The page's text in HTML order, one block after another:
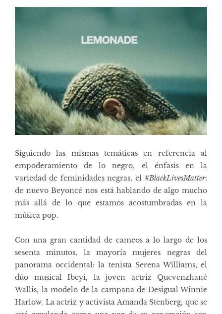
Siguiendo las mismas temáticas en referencia al
empoderamiento de lo negro, el énfasis en la
variedad de feminidades negras, el #BlackLivesMatter:
de nuevo Beyoncé nos está hablando de algo mucho
más allá de lo que estamos acostumbradas en la
música pop.
Con una gran cantidad de cameos a lo largo de los
sesenta minutos, la mayoría mujeres negras del
panorama occidental: la tenista Serena Williams, el
dúo musical Ibeyi, la joven actriz Quevenzhané
Wallis, la modelo de la campaña de Desigual Winnie
Harlow. La actriz y activista Amanda Stenberg, que se